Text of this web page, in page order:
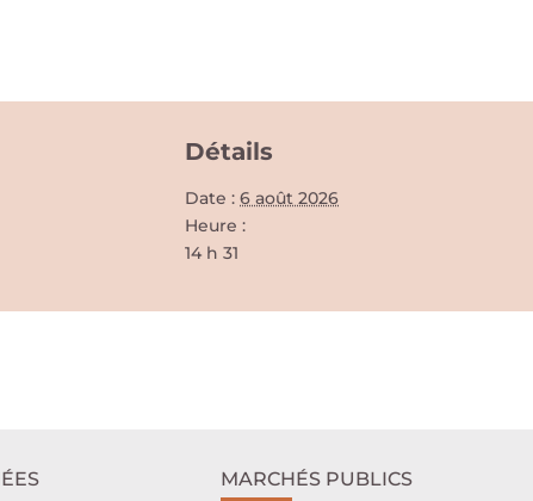
Détails
Date : 6 août 2026
Heure :
14 h 31
MARCHÉS PUBLICS